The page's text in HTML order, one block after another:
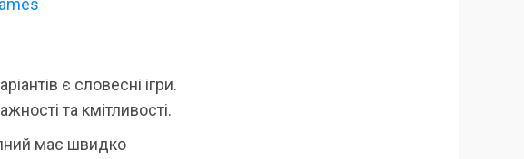
є словесні ігри.
та кмітливості.
має швидко